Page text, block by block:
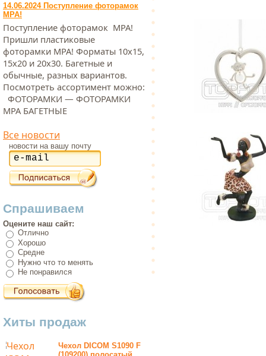
14.06.2024 Поступление фоторамок
МРА!
Поступление фоторамок МРА!
Пришли пластиковые
фоторамки МРА! Форматы 10х15,
15х20 и 20х30. Багетные и
обычные, разных вариантов.
Посмотреть ассортимент можно:
ФОТОРАМКИ — ФОТОРАМКИ
МРА БАГЕТНЫЕ
Все новости
новости на вашу почту
Спрашиваем
Оцените наш сайт:
Отлично
Хорошо
Средне
Нужно что то менять
Не понравился
Хиты продаж
Чехол DICOM S1090 F